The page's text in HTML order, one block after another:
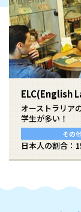
ELC(English
オーストラリア
学生が多い！
その
日本人の割合：